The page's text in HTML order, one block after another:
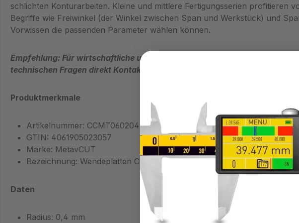
schlichten Konturarbeiten. Kleine und mittlere Fertigungsserien profitieren
Begriffe wie Freiwinkel (der Winkel zwischen Span und Werkstück) und
Vorwissen die passenden Parameter wählen können.
Empfehlung: Für wirtschaftliche und zuverlässige Aluminium-
technischen Fragen direkt Kontakt aufnehmen – 📧 info@metav-
Produktmerkmale
Artikelnummer: CCMT060204-Aluminium
GTIN: 4061905023057
Marke: MetavCUT
Bezeichnung: Wendeplatten CCMT
Daten
Radius: 0,4 mm